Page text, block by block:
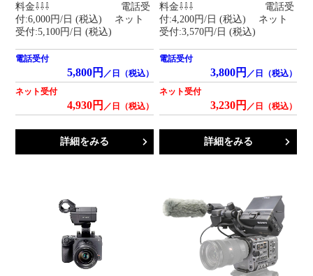
料金⇩⇩⇩ 電話受
付:6,000円/日 (税込) ネット
受付:5,100円/日 (税込)
電話受付
5,800円 ／日（税込）
ネット受付
4,930円 ／日（税込）
詳細をみる
料金⇩⇩⇩ 電話受
付:4,200円/日 (税込) ネット
受付:3,570円/日 (税込)
電話受付
3,800円 ／日（税込）
ネット受付
3,230円 ／日（税込）
詳細をみる